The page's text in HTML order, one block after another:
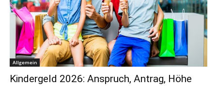
Allgemein
Kindergeld 2026: Anspruch, Antrag, Höhe